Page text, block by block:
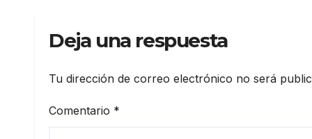
Deja una respuesta
Tu dirección de correo electrónico no será
Comentario *